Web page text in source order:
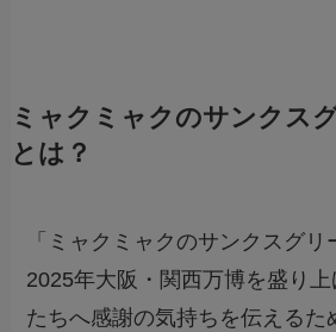
ミャクミャクのサンクス
とは？
「ミャクミャクのサンクスグリ
2025年大阪・関西万博を盛り
たちへ感謝の気持ちを伝えるた